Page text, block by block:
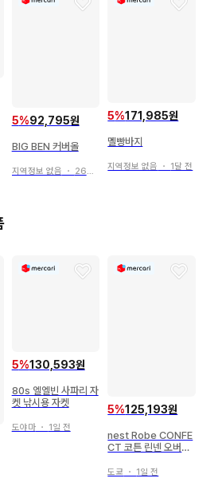
5%92,795원
BIG BEN 커버올
지역정보 없음 ・ 26일 전
5%171,985원
멜빵바지
지역정보 없음 ・ 1달 전
5%130,593원
80s 엘엘빈 사파리 자
켓 낚시용 자켓
도야마・ 1일 전
5%125,193원
nest Robe CONFE
CT 코튼 린넨 오버롤
도쿄 ・ 1일 전